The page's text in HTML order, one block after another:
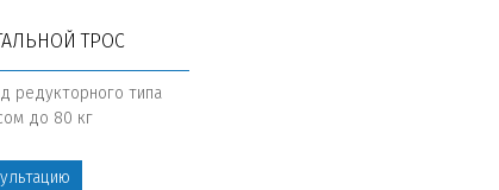
ТРОС
редукторного типа
до 80 кг